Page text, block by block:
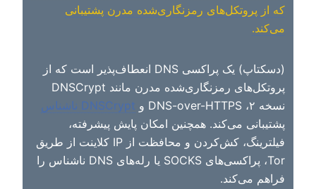
که از پروتکل‌های رمزنگاری‌شده مدرن پشتیبانی
می‌کند.
(دسکتاپ) یک پراکسی DNS انعطاف‌پذیر است که از
پروتکل‌های رمزنگاری‌شده مدرن مانند DNSCrypt
نسخه ۲، DNS-over-HTTPS و
DNSCrypt ناشناس
پشتیبانی می‌کند. همچنین امکان پایش پیشرفته،
فیلترینگ، کش‌کردن و محافظت از IP کلاینت از طریق
Tor، پراکسی‌های SOCKS یا رله‌های DNS ناشناس را
فراهم می‌کند.